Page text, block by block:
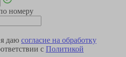
номеру
даю согласие на обработку
с Политикой